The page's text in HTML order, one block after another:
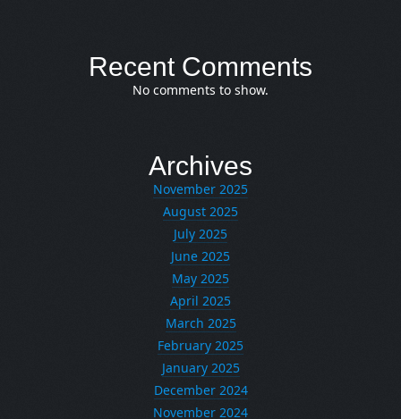
Recent Comments
No comments to show.
Archives
November 2025
August 2025
July 2025
June 2025
May 2025
April 2025
March 2025
February 2025
January 2025
December 2024
November 2024